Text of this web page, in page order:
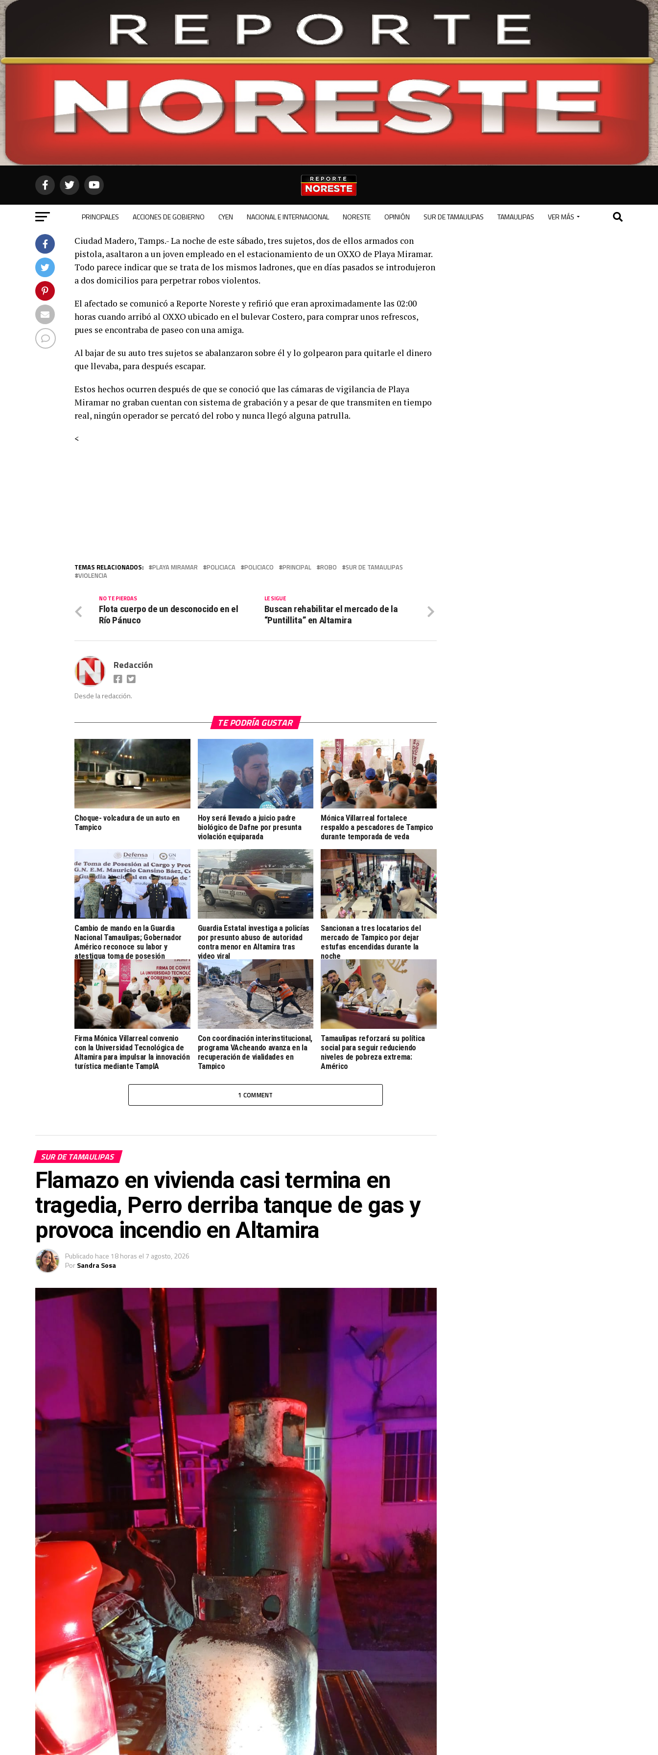
PRINCIPALES ACCIONES DE GOBIERNO CYEN NACIONAL E INTERNACIONAL NORESTE OPINIÓN SUR DE TAMAULIPAS TAMAULIPAS VER MÁS
Ciudad Madero, Tamps.- La noche de este sábado, tres sujetos, dos de ellos armados con
pistola, asaltaron a un joven empleado en el estacionamiento de un OXXO de Playa Miramar.
Todo parece indicar que se trata de los mismos ladrones, que en días pasados se introdujeron
a dos domicilios para perpetrar robos violentos.
El afectado se comunicó a Reporte Noreste y refirió que eran aproximadamente las 02:00
horas cuando arribó al OXXO ubicado en el bulevar Costero, para comprar unos refrescos,
pues se encontraba de paseo con una amiga.
Al bajar de su auto tres sujetos se abalanzaron sobre él y lo golpearon para quitarle el dinero
que llevaba, para después escapar.
Estos hechos ocurren después de que se conoció que las cámaras de vigilancia de Playa
Miramar no graban cuentan con sistema de grabación y a pesar de que transmiten en tiempo
real, ningún operador se percató del robo y nunca llegó alguna patrulla.
<
TEMAS RELACIONADOS: PLAYA MIRAMAR POLICIACA POLICIACO PRINCIPAL ROBO
SUR DE TAMAULIPAS
VIOLENCIA
LE SIGUE
Buscan rehabilitar el mercado de la
“Puntillita” en Altamira
NO TE PIERDAS
Flota cuerpo de un desconocido en el
Río Pánuco
Redacción
Desde la redacción.
TE PODRÍA GUSTAR
Choque- volcadura de un auto en
Tampico
Hoy será llevado a juicio padre
biológico de Dafne por presunta
violación equiparada
Mónica Villarreal fortalece
respaldo a pescadores de Tampico
durante temporada de veda
Cambio de mando en la Guardia
Nacional Tamaulipas; Gobernador
Américo reconoce su labor y
atestigua toma de posesión
Guardia Estatal investiga a policías
por presunto abuso de autoridad
contra menor en Altamira tras
video viral
Sancionan a tres locatarios del
mercado de Tampico por dejar
estufas encendidas durante la
noche
Firma Mónica Villarreal convenio
con la Universidad Tecnológica de
Altamira para impulsar la innovación
turística mediante TampIA
Con coordinación interinstitucional,
programa VAcheando avanza en la
recuperación de vialidades en
Tampico
Tamaulipas reforzará su política
social para seguir reduciendo
niveles de pobreza extrema:
Américo
1 COMMENT
SUR DE TAMAULIPAS
Flamazo en vivienda casi termina en
tragedia, Perro derriba tanque de gas y
provoca incendio en Altamira
Publicado hace 18 horas el 7 agosto, 2026
PorSandra Sosa